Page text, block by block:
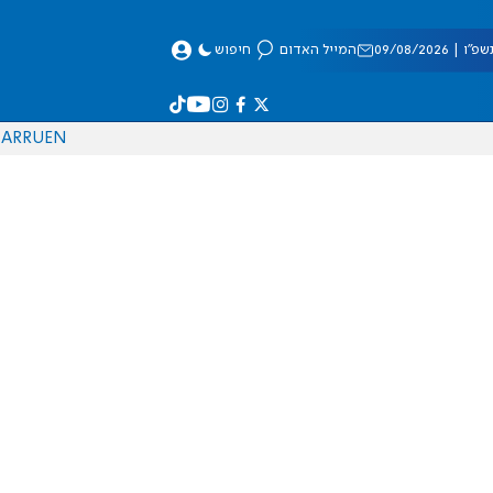
08/2026 המייל האדום חיפוש
EN
RU
AR